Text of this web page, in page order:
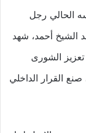
الحالي رجل
الشيخ أحمد، شهد
تعزيز الشورى
القرار الداخلي